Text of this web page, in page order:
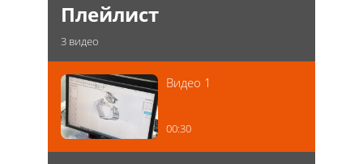
Плейлист
3 видео
Видео 1
00:30